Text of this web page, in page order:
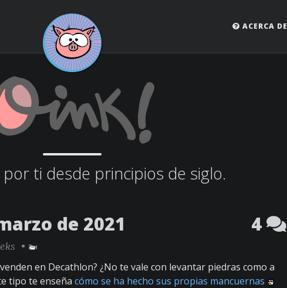
ACERCA DE
ti desde principios de siglo.
de 2021 4
•
en Decathlon? ¿No te vale con levantar piedras como a
tipo te enseña cómo se ha hecho sus propias mancuernas